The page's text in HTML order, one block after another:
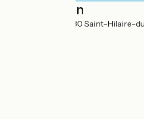
Localisation
Rue de Marly 50730 Saint-Hilaire-